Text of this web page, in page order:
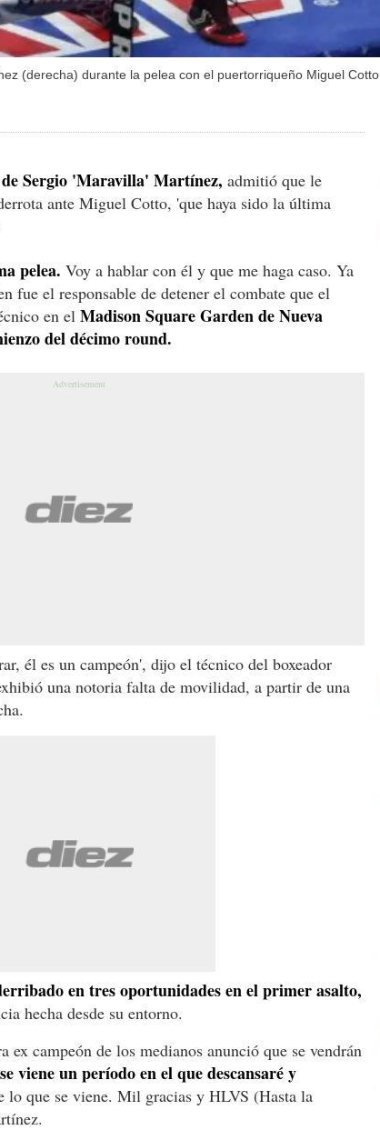
(derecha) durante la pelea con el puertorriqueño Miguel Cotto.
Sergio 'Maravilla' Martínez, admitió que le
ante Miguel Cotto, 'que haya sido la última
pelea. Voy a hablar con él y que me haga caso. Ya
fue el responsable de detener el combate que el
en el Madison Square Garden de Nueva
del décimo round.
él es un campeón', dijo el técnico del boxeador
una notoria falta de movilidad, a partir de una
en tres oportunidades en el primer asalto,
hecha desde su entorno.
ex campeón de los medianos anunció que se vendrán
viene un período en el que descansaré y
lo que se viene. Mil gracias y HLVS (Hasta la